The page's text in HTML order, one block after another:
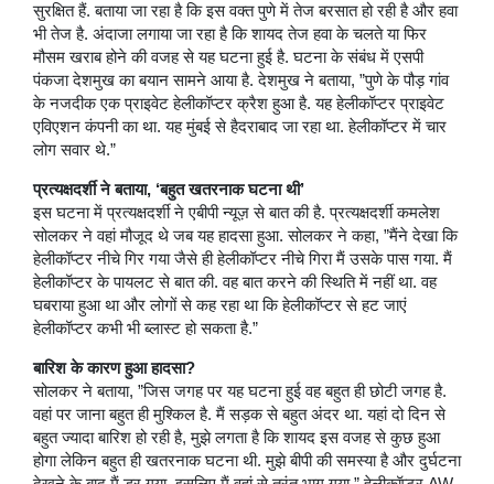
सुरक्षित हैं. बताया जा रहा है कि इस वक्त पुणे में तेज बरसात हो रही है और हवा
भी तेज है. अंदाजा लगाया जा रहा है कि शायद तेज हवा के चलते या फिर
मौसम खराब होने की वजह से यह घटना हुई है. घटना के संबंध में एसपी
पंकजा देशमुख का बयान सामने आया है. देशमुख ने बताया, ”पुणे के पौड़ गांव
के नजदीक एक प्राइवेट हेलीकॉप्टर क्रैश हुआ है. यह हेलीकॉप्टर प्राइवेट
एविएशन कंपनी का था. यह मुंबई से हैदराबाद जा रहा था. हेलीकॉप्टर में चार
लोग सवार थे.”
प्रत्यक्षदर्शी ने बताया, ‘बहुत खतरनाक घटना थी’
इस घटना में प्रत्यक्षदर्शी ने एबीपी न्यूज़ से बात की है. प्रत्यक्षदर्शी कमलेश
सोलकर ने वहां मौजूद थे जब यह हादसा हुआ. सोलकर ने कहा, ”मैंने देखा कि
हेलीकॉप्टर नीचे गिर गया जैसे ही हेलीकॉप्टर नीचे गिरा मैं उसके पास गया. मैं
हेलीकॉप्टर के पायलट से बात की. वह बात करने की स्थिति में नहीं था. वह
घबराया हुआ था और लोगों से कह रहा था कि हेलीकॉप्टर से हट जाएं
हेलीकॉप्टर कभी भी ब्लास्ट हो सकता है.”
बारिश के कारण हुआ हादसा?
सोलकर ने बताया, ”जिस जगह पर यह घटना हुई वह बहुत ही छोटी जगह है.
वहां पर जाना बहुत ही मुश्किल है. मैं सड़क से बहुत अंदर था. यहां दो दिन से
बहुत ज्यादा बारिश हो रही है, मुझे लगता है कि शायद इस वजह से कुछ हुआ
होगा लेकिन बहुत ही खतरनाक घटना थी. मुझे बीपी की समस्या है और दुर्घटना